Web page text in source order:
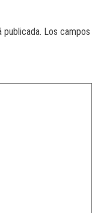
Los campos